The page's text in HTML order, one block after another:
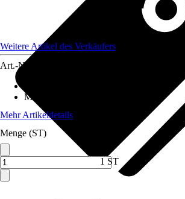
Weitere Artikel des Verkäufers
Art.-Nr.
Material
Mehr Artikeldetails
Menge (ST)
1 ST